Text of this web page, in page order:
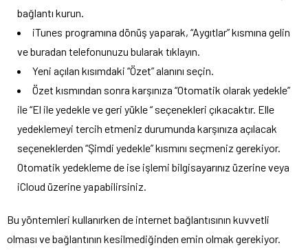
bağlantı kurun.
iTunes programına dönüş yaparak, “Aygıtlar” kısmına gelin
ve buradan telefonunuzu bularak tıklayın.
Yeni açılan kısımdaki “Özet” alanını seçin.
Özet kısmından sonra karşınıza “Otomatik olarak yedekle”
ile “El ile yedekle ve geri yükle “ seçenekleri çıkacaktır. Elle
yedeklemeyi tercih etmeniz durumunda karşınıza açılacak
seçeneklerden “Şimdi yedekle” kısmını seçmeniz gerekiyor.
Otomatik yedekleme de ise işlemi bilgisayarınız üzerine veya
iCloud üzerine yapabilirsiniz.
Bu yöntemleri kullanırken de internet bağlantısının kuvvetli
olması ve bağlantının kesilmediğinden emin olmak gerekiyor.